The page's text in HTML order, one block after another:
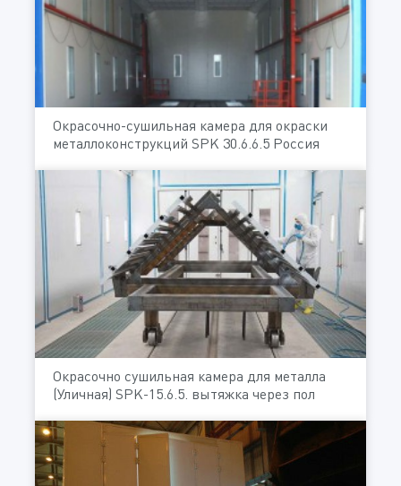
Окрасочно-сушильная камера для окраски
металлоконструкций SPK 30.6.6.5 Россия
Окрасочно сушильная камера для металла
(Уличная) SPK-15.6.5. вытяжка через пол